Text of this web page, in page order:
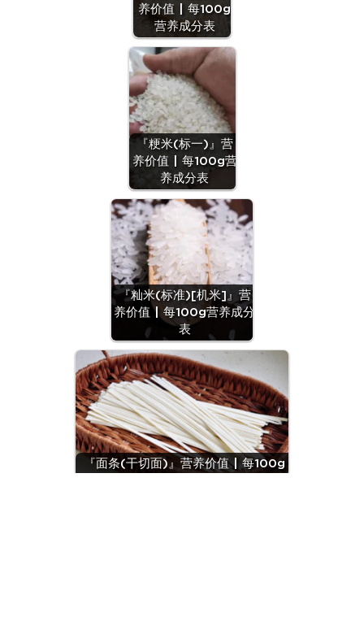
养价值 | 每100g
营养成分表
『粳米(标一)』营
养价值 | 每100g营
养成分表
『籼米(标准)[机米]』营
养价值 | 每100g营养成分
表
『面条(干切面)』营养价值 | 每100g